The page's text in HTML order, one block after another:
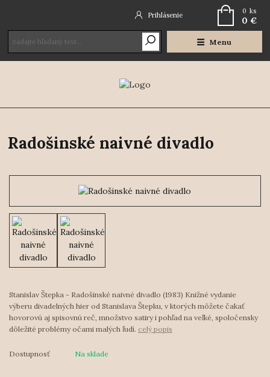
Menu
Prihlásenie 0 ks
0 €
Radošinské naivné divadlo
Stanislav Štepka - Radošinské naivné divadlo (1983) Knižné vydanie
výberu divadelných hier od Stanislava Štepku, v ktorých môžete čakať
hovorovú aj spisovnú reč, množstvo satiry i pohľad na veľké, spoločensky
dôležité problémy očami malých ľudí. celý popis
Dostupnosť Na sklade